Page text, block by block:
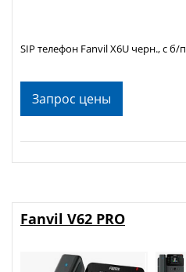
Запрос цены
SIP телефон Fanvil X6U черн., с б/п
Fanvil V62 PRO